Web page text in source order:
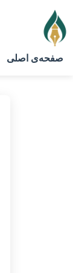
صفحه‌ی اصلی